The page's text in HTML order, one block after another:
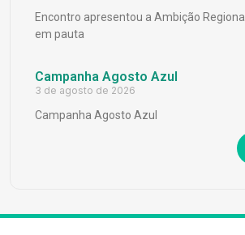
Encontro apresentou a Ambição
em pauta
Campanha Agosto Azul
3 de agosto de 2026
Campanha Agosto Azul